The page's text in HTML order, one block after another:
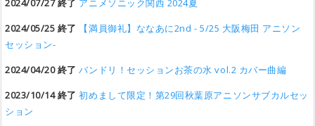
2024/07/27 終了 アニメソニック関西 2024夏
2024/05/25 終了
【満員御礼】ななあに2nd - 5/25 大阪梅田 アニソン
セッション-
2024/04/20 終了 バンドリ！セッションお茶の水 vol.2 カバー曲編
2023/10/14 終了 初めまして限定！第29回秋葉原アニソンサブカルセッ
ション